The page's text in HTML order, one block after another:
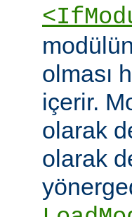
olması
içerir.
olarak
olarak